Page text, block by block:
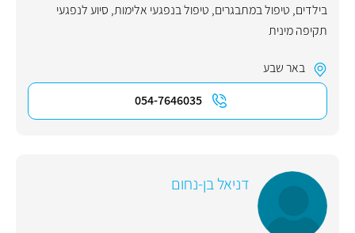
בילדים, טיפול במתבגרים, טיפול בנפגעי אלימות, סיוע לנפגעי
תקיפה מינית
באר שבע
054-7646035
דניאל בן-נחום